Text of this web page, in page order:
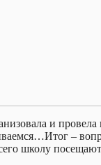
и
–
школу